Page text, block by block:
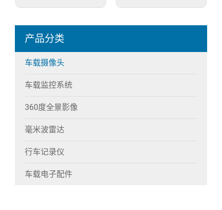
产品分类
车载摄像头
车载监控系统
360度全景影像
毫米波雷达
行车记录仪
车载电子配件